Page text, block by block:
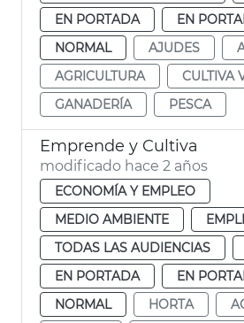
EN PORTADA
EN
NORMAL
AJUDES
AGRICULTURA
CULTIVA
GANADERÍA
PESCA
Emprende y Cultiva
modificado hace 2 años
ECONOMÍA Y EMPLEO
MEDIO AMBIENTE
TODAS LAS AUDIENCIAS
EN PORTADA
EN
NORMAL
HORTA